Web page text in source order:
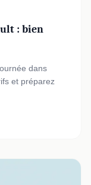
: bien
dans
et préparez